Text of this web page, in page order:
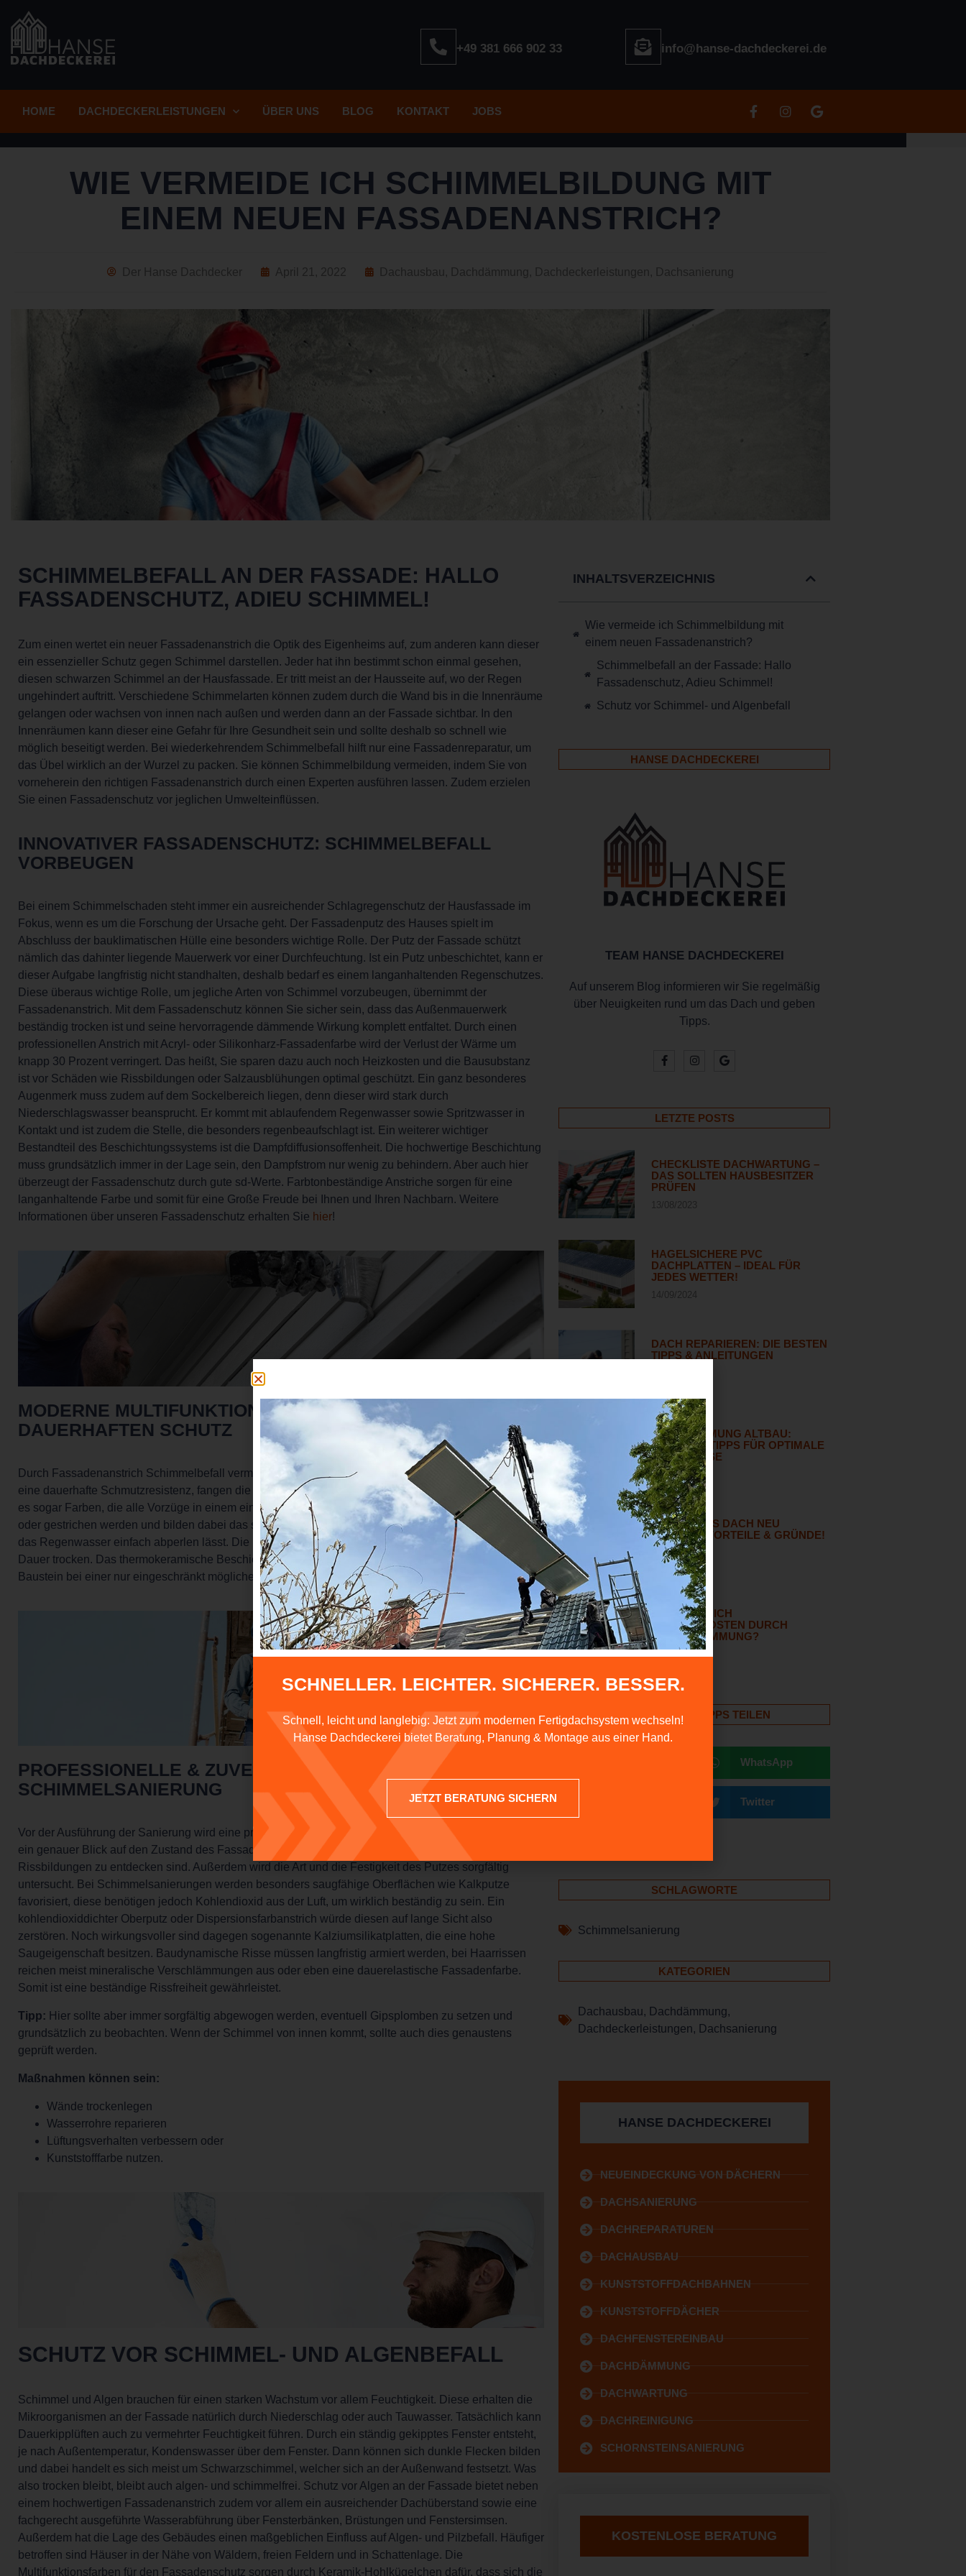
+49 381 666 902 33 info@hanse-dachdeckerei.de
HOME DACHDECKERLEISTUNGEN ÜBER UNS BLOG KONTAKT JOBS
WIE VERMEIDE ICH SCHIMMELBILDUNG MIT
EINEM NEUEN FASSADENANSTRICH?
Der Hanse Dachdecker April 21, 2022 Dachausbau , Dachdämmung , Dachdeckerleistungen , Dachsanierung
SCHIMMELBEFALL AN DER FASSADE: HALLO
FASSADENSCHUTZ, ADIEU SCHIMMEL!
Zum einen wertet ein neuer Fassadenanstrich die Optik des Eigenheims auf, zum anderen kann dieser
ein essenzieller Schutz gegen Schimmel darstellen. Jeder hat ihn bestimmt schon einmal gesehen,
diesen schwarzen Schimmel an der Hausfassade. Er tritt meist an der Hausseite auf, wo der Regen
ungehindert auftritt. Verschiedene Schimmelarten können zudem durch die Wand bis in die Innenräume
gelangen oder wachsen von innen nach außen und werden dann an der Fassade sichtbar. In den
Innenräumen kann dieser eine Gefahr für Ihre Gesundheit sein und sollte deshalb so schnell wie
möglich beseitigt werden. Bei wiederkehrendem Schimmelbefall hilft nur eine Fassadenreparatur, um
das Übel wirklich an der Wurzel zu packen. Sie können Schimmelbildung vermeiden, indem Sie von
vorneherein den richtigen Fassadenanstrich durch einen Experten ausführen lassen. Zudem erzielen
Sie einen Fassadenschutz vor jeglichen Umwelteinflüssen.
INNOVATIVER FASSADENSCHUTZ: SCHIMMELBEFALL
VORBEUGEN
Bei einem Schimmelschaden steht immer ein ausreichender Schlagregenschutz der Hausfassade im
Fokus, wenn es um die Forschung der Ursache geht. Der Fassadenputz des Hauses spielt im
Abschluss der bauklimatischen Hülle eine besonders wichtige Rolle. Der Putz der Fassade schützt
nämlich das dahinter liegende Mauerwerk vor einer Durchfeuchtung. Ist ein Putz unbeschichtet, kann er
dieser Aufgabe langfristig nicht standhalten, deshalb bedarf es einem langanhaltenden Regenschutzes.
Diese überaus wichtige Rolle, um jegliche Arten von Schimmel vorzubeugen, übernimmt der
Fassadenanstrich. Mit dem Fassadenschutz können Sie sicher sein, dass das Außenmauerwerk
beständig trocken ist und seine hervorragende dämmende Wirkung komplett entfaltet. Durch einen
professionellen Anstrich mit Acryl- oder Silikonharz-Fassadenfarbe wird der Verlust der Wärme um
knapp 30 Prozent verringert. Das heißt, Sie sparen dazu auch noch Heizkosten und die Bausubstanz
ist vor Schäden wie Rissbildungen oder Salzausblühungen optimal geschützt. Ein ganz besonderes
Augenmerk muss zudem auf dem Sockelbereich liegen, denn dieser wird stark durch
Niederschlagswasser beansprucht. Er kommt mit ablaufendem Regenwasser sowie Spritzwasser in
Kontakt und ist zudem die Stelle, die besonders regenbeaufschlagt ist. Ein weiterer wichtiger
Bestandteil des Beschichtungssystems ist die Dampfdiffusionsoffenheit. Die hochwertige Beschichtung
muss grundsätzlich immer in der Lage sein, den Dampfstrom nur wenig zu behindern. Aber auch hier
überzeugt der Fassadenschutz durch gute sd-Werte. Farbtonbeständige Anstriche sorgen für eine
langanhaltende Farbe und somit für eine Große Freude bei Ihnen und Ihren Nachbarn. Weitere
Informationen über unseren Fassadenschutz erhalten Sie hier!
MODERNE MULTIFUNKTIONSFARBEN FÜR EINEN
DAUERHAFTEN SCHUTZ
Durch Fassadenanstrich Schimmelbefall vermeiden: Eine Vielzahl von Multifunktionsfarben sorgen für
eine dauerhafte Schmutzresistenz, fangen die Sonne ein oder sind überaus dehnfähig. Daneben gibt
es sogar Farben, die alle Vorzüge in einem einzigen Produkt vereinen. Diese können gespritzt, gerollt
oder gestrichen werden und bilden dabei das sogenannte thermokeramische Membran aus, welches
das Regenwasser einfach abperlen lässt. Die Funktionsweise des Materials hält die Außenwand auf
Dauer trocken. Das thermokeramische Beschichtungssystem erweist sich zudem als nützlicher
Baustein bei einer nur eingeschränkt möglichen Fassadensanierung.
PROFESSIONELLE & ZUVERLÄSSIGE
SCHIMMELSANIERUNG
Vor der Ausführung der Sanierung wird eine präzise Analyse des Ist-Zustands durchgeführt. Dabei fällt
ein genauer Blick auf den Zustand des Fassadenputzes und ob Mängel wie Hohlstellen oder
Rissbildungen zu entdecken sind. Außerdem wird die Art und die Festigkeit des Putzes sorgfältig
untersucht. Bei Schimmelsanierungen werden besonders saugfähige Oberflächen wie Kalkputze
favorisiert, diese benötigen jedoch Kohlendioxid aus der Luft, um wirklich beständig zu sein. Ein
kohlendioxiddichter Oberputz oder Dispersionsfarbanstrich würde diesen auf lange Sicht also
zerstören. Noch wirkungsvoller sind dagegen sogenannte Kalziumsilikatplatten, die eine hohe
Saugeigenschaft besitzen. Baudynamische Risse müssen langfristig armiert werden, bei Haarrissen
reichen meist mineralische Verschlämmungen aus oder eben eine dauerelastische Fassadenfarbe.
Somit ist eine beständige Rissfreiheit gewährleistet.
Tipp: Hier sollte aber immer sorgfältig abgewogen werden, eventuell Gipsplomben zu setzen und
grundsätzlich zu beobachten. Wenn der Schimmel von innen kommt, sollte auch dies genaustens
geprüft werden.
Maßnahmen können sein:
Wände trockenlegen
Wasserrohre reparieren
Lüftungsverhalten verbessern oder
Kunststofffarbe nutzen.
SCHUTZ VOR SCHIMMEL- UND ALGENBEFALL
Schimmel und Algen brauchen für einen starken Wachstum vor allem Feuchtigkeit. Diese erhalten die
Mikroorganismen an der Fassade natürlich durch Niederschlag oder auch Tauwasser. Tatsächlich kann
Dauerkipplüften auch zu vermehrter Feuchtigkeit führen. Durch ein ständig gekipptes Fenster entsteht,
je nach Außentemperatur, Kondenswasser über dem Fenster. Dann können sich dunkle Flecken bilden
und dabei handelt es sich meist um Schwarzschimmel, welcher sich an der Außenwand festsetzt. Was
also trocken bleibt, bleibt auch algen- und schimmelfrei. Schutz vor Algen an der Fassade bietet neben
einem hochwertigen Fassadenanstrich zudem vor allem ein ausreichender Dachüberstand sowie eine
fachgerecht ausgeführte Wasserabführung über Fensterbänken, Brüstungen und Fenstersimsen.
Außerdem hat die Lage des Gebäudes einen maßgeblichen Einfluss auf Algen- und Pilzbefall. Häufiger
betroffen sind Häuser in der Nähe von Wäldern, freien Feldern und in Schattenlage. Die
Multifunktionsfarben für den Fassadenschutz sorgen durch Keramik-Hohlkügelchen dafür, dass sich die
INHALTSVERZEICHNIS
Wie vermeide ich Schimmelbildung mit
einem neuen Fassadenanstrich?
Schimmelbefall an der Fassade: Hallo
Fassadenschutz, Adieu Schimmel!
Schutz vor Schimmel- und Algenbefall
HANSE DACHDECKEREI
TEAM HANSE DACHDECKEREI
Auf unserem Blog informieren wir Sie regelmäßig
über Neuigkeiten rund um das Dach und geben
Tipps.
LETZTE POSTS
CHECKLISTE DACHWARTUNG –
DAS SOLLTEN HAUSBESITZER
PRÜFEN
13/08/2023
HAGELSICHERE PVC
DACHPLATTEN – IDEAL FÜR
JEDES WETTER!
DACH REPARIEREN: DIE BESTEN
TIPPS & ANLEITUNGEN
DACHDÄMMUNG ALTBAU:
EXPERTENTIPPS FÜR OPTIMALE
ERGEBNISSE
11/08/2023
WARUM DAS DACH NEU
DECKEN? VORTEILE & GRÜNDE!
29/07/2023
WIE SPARE ICH
ENERGIEKOSTEN DURCH
WÄRMEDÄMMUNG?
30/03/2022
DACHDECKER TIPPS TEILEN
WhatsApp
Twitter
SCHLAGWORTE
Schimmelsanierung
KATEGORIEN
Dachausbau, Dachdämmung,
Dachdeckerleistungen, Dachsanierung
HANSE DACHDECKEREI
NEUEINDECKUNG VON DÄCHERN
DACHSANIERUNG
DACHREPARATUREN
DACHAUSBAU
KUNSTSTOFFDACHBAHNEN
KUNSTSTOFFDÄCHER
DACHFENSTEREINBAU
DACHDÄMMUNG
DACHWARTUNG
DACHREINIGUNG
SCHORNSTEINSANIERUNG
KOSTENLOSE BERATUNG
SCHNELLER. LEICHTER. SICHERER. BESSER.
Schnell, leicht und langlebig: Jetzt zum modernen Fertigdachsystem wechseln!
Hanse Dachdeckerei bietet Beratung, Planung & Montage aus einer Hand.
JETZT BERATUNG SICHERN